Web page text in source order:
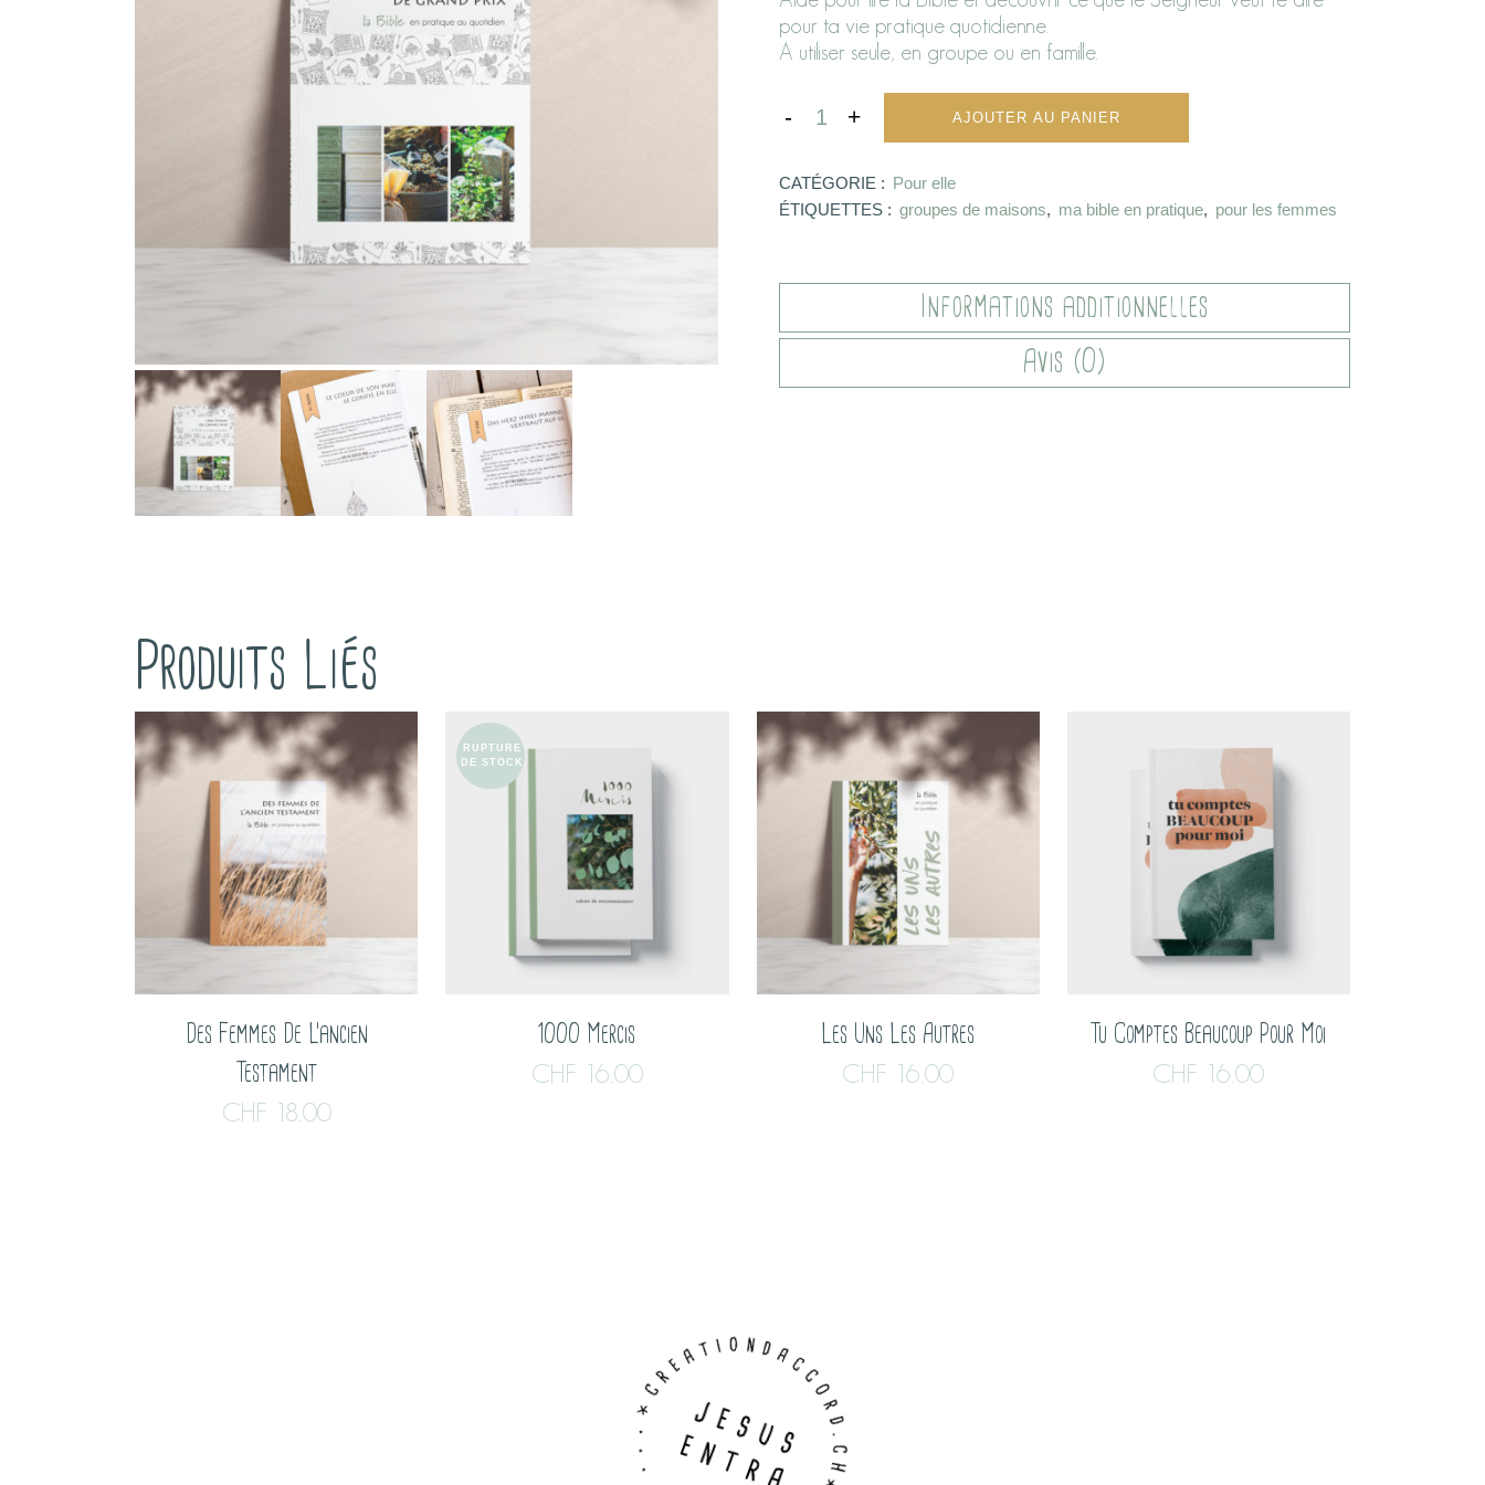
pour ta vie pratique quotidienne.
A utiliser seule, en groupe ou en famille.
AJOUTER AU PANIER
CATÉGORIE : Pour elle
ÉTIQUETTES : groupes de maisons, ma bible en pratique, pour les femmes
Informations additionnelles
Avis (0)
Produits Liés
Des Femmes De L’ancien
Testament
CHF 18.00
RUPTURE
DE STOCK
1000 Mercis
CHF 16.00
Les Uns Les Autres
CHF 16.00
Tu Comptes Beaucoup Pour Moi
CHF 16.00